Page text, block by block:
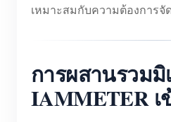
เหมาะสมกับความต้องการจั
การผสานรวมมิ
IAMMETER เ